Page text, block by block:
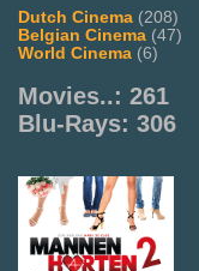
Dutch Cinema (208)
Belgian Cinema (47)
World Cinema (6)
Movies..: 261
Blu-Rays: 306